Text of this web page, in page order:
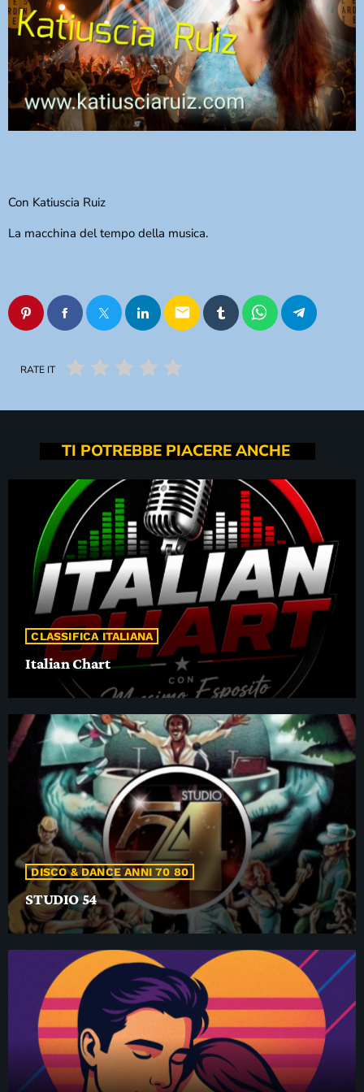
DEDICHE
PLAYER
Con Katiuscia Ruiz
La macchina del tempo della musica.
email
RATE IT
TI POTREBBE PIACERE ANCHE
CLASSIFICA ITALIANA
Italian Chart
DISCO & DANCE ANNI 70 80
STUDIO 54